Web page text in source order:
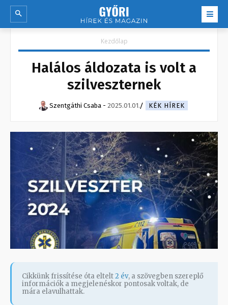
Kezdőlap
Halálos áldozata is volt a
szilveszternek
Szentgáthi Csaba - 2025.01.01. KÉK HÍREK
Cikkünk frissítése óta eltelt2 év, a szövegben szereplő
információk a megjelenéskor pontosak voltak, de
mára elavulhattak.